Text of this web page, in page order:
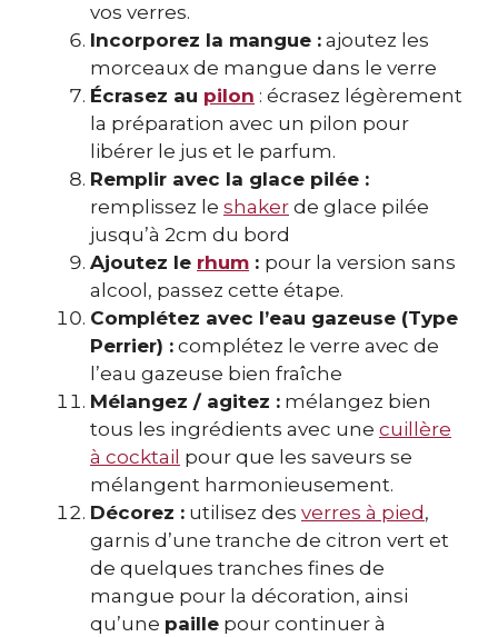
vos verres.
Incorporez la mangue : ajoutez les
morceaux de mangue dans le verre
Écrasez au pilon : écrasez légèrement
la préparation avec un pilon pour
libérer le jus et le parfum.
Remplir avec la glace pilée :
remplissez le shaker de glace pilée
jusqu’à 2cm du bord
Ajoutez le rhum : pour la version sans
alcool, passez cette étape.
Complétez avec l’eau gazeuse (Type
Perrier) : complétez le verre avec de
l’eau gazeuse bien fraîche
Mélangez / agitez : mélangez bien
tous les ingrédients avec une cuillère
à cocktail pour que les saveurs se
mélangent harmonieusement.
Décorez : utilisez des verres à pied ,
garnis d’une tranche de citron vert et
de quelques tranches fines de
mangue pour la décoration, ainsi
qu’une paille pour continuer à